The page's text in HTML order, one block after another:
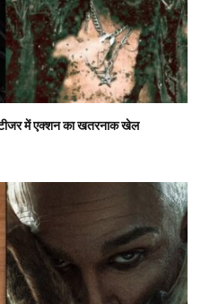
टीजर में एक्शन का खतरनाक खेल